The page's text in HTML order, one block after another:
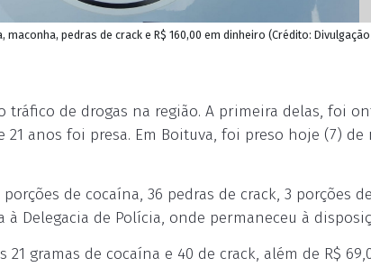
pedras de crack e R$ 160,00 em dinheiro (Crédito:
tráfico de drogas na região. A primeira delas, foi
anos foi presa. Em Boituva, foi preso hoje (7) de
de cocaína, 36 pedras de crack, 3 porções
Delegacia de Polícia, onde permaneceu à
gramas de cocaína e 40 de crack, além de R$